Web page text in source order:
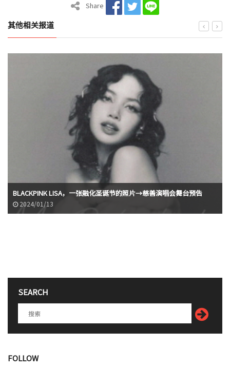
Share
其他相关报道
BLACKPINK LISA，一张融化圣诞节的照片→慈善演唱会舞台预告
2024/01/13
SEARCH
FOLLOW